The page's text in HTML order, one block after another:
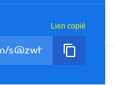
info@elkhabar.com
Lien copié